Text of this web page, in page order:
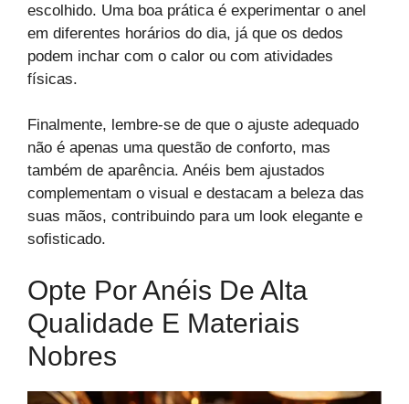
escolhido. Uma boa prática é experimentar o anel
em diferentes horários do dia, já que os dedos
podem inchar com o calor ou com atividades
físicas.
Finalmente, lembre-se de que o ajuste adequado
não é apenas uma questão de conforto, mas
também de aparência. Anéis bem ajustados
complementam o visual e destacam a beleza das
suas mãos, contribuindo para um look elegante e
sofisticado.
Opte Por Anéis De Alta
Qualidade E Materiais
Nobres